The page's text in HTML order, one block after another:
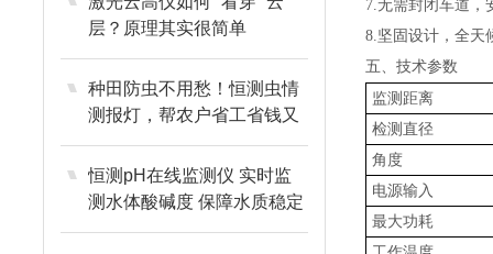
层？原理其实很简单
种田防虫不用愁！恒测虫情
测报灯，帮农户省工省钱又
增产
恒测pH在线监测仪 实时监
测水体酸碱度 保障水质稳定
达标
7.无需封闭车道，
8.坚固设计，全天
五、技术参数
监测距离
检测直径
角度
电源输入
最大功耗